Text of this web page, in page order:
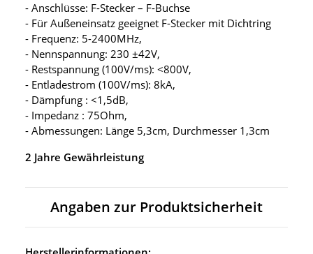
- Anschlüsse: F-Stecker – F-Buchse
- Für Außeneinsatz geeignet F-Stecker mit Dichtring
- Frequenz: 5-2400MHz,
- Nennspannung: 230 ±42V,
- Restspannung (100V/ms): <800V,
- Entladestrom (100V/ms): 8kA,
- Dämpfung : <1,5dB,
- Impedanz : 75Ohm,
- Abmessungen: Länge 5,3cm, Durchmesser 1,3cm
2 Jahre Gewährleistung
Angaben zur Produktsicherheit